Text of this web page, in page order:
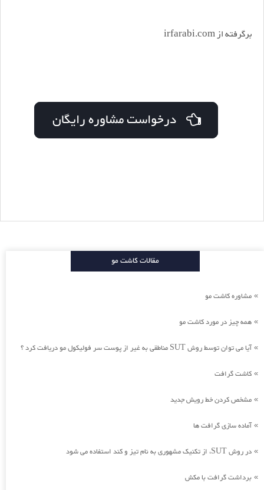
برگرفته از irfarabi.com
مقالات کاشت مو
» مشاوره کاشت مو
» همه چیز در مورد کاشت مو
»آیا می توان توسط روش SUT مناطقی به غیر از پوست سر فولیکول مو دریافت کرد ؟
» کاشت گرافت
» مشخص کردن خط رویش جدید
»آماده سازی گرافت ها
» در روش SUT، از تکنیک مشهوری به نام تیز و کند استفاده می شود
» برداشت گرافت با مکش